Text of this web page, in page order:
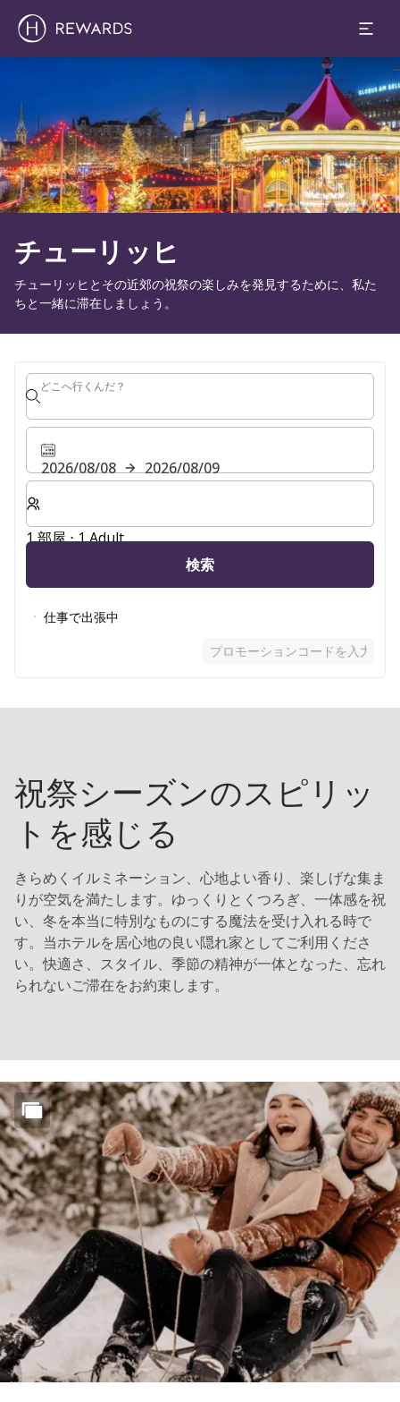
チューリッヒ
チューリッヒとその近郊の祝祭の楽しみを発見するために、私た
ちと一緒に滞在しましょう。
どこへ行くんだ？
どこへ行くんだ？
2026/08/08
2026/08/09
客室数と宿泊人数をお選びください。
1 部屋 ⋅ 1 Adult
検索
仕事で出張中
プロモーションコードを入力
祝祭シーズンのスピリッ
トを感じる
きらめくイルミネーション、心地よい香り、楽しげな集ま
りが空気を満たします。ゆっくりとくつろぎ、一体感を祝
い、冬を本当に特別なものにする魔法を受け入れる時で
す。当ホテルを居心地の良い隠れ家としてご利用くださ
い。快適さ、スタイル、季節の精神が一体となった、忘れ
られないご滞在をお約束します。